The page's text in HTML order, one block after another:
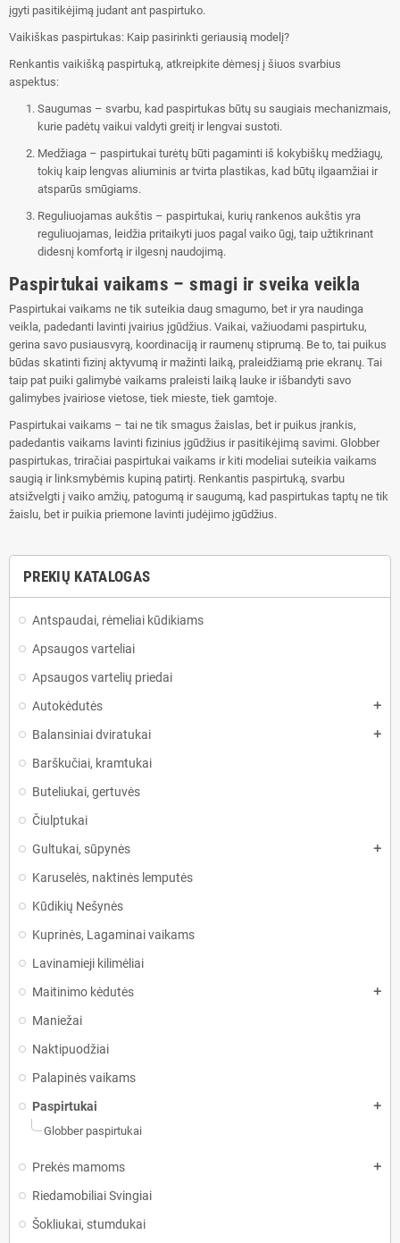
PREKIŲ KATALOGAS
Antspaudai, rėmeliai kūdikiams
Apsaugos varteliai
Apsaugos vartelių priedai
Autokėdutės
add
Balansiniai dviratukai add
Barškučiai, kramtukai
Buteliukai, gertuvės
Čiulptukai
Gultukai, sūpynės
add
Karuselės, naktinės lemputės
Kūdikių Nešynės
Kuprinės, Lagaminai vaikams
Lavinamieji kilimėliai
Maitinimo kėdutės
add
Maniežai
Naktipuodžiai
Palapinės vaikams
Paspirtukai
add
Globber paspirtukai
Prekės mamoms add
Riedamobiliai Svingiai
Šokliukai, stumdukai
įgyti pasitikėjimą judant ant paspirtuko.
Vaikiškas paspirtukas: Kaip pasirinkti geriausią modelį?
Renkantis vaikišką paspirtuką, atkreipkite dėmesį į šiuos svarbius
aspektus:
Saugumas – svarbu, kad paspirtukas būtų su saugiais mechanizmais,
kurie padėtų vaikui valdyti greitį ir lengvai sustoti.
Medžiaga – paspirtukai turėtų būti pagaminti iš kokybiškų medžiagų,
tokių kaip lengvas aliuminis ar tvirta plastikas, kad būtų ilgaamžiai ir
atsparūs smūgiams.
Reguliuojamas aukštis – paspirtukai, kurių rankenos aukštis yra
reguliuojamas, leidžia pritaikyti juos pagal vaiko ūgį, taip užtikrinant
didesnį komfortą ir ilgesnį naudojimą.
Paspirtukai vaikams – smagi ir sveika veikla
Paspirtukai vaikams ne tik suteikia daug smagumo, bet ir yra naudinga
veikla, padedanti lavinti įvairius įgūdžius. Vaikai, važiuodami paspirtuku,
gerina savo pusiausvyrą, koordinaciją ir raumenų stiprumą. Be to, tai puikus
būdas skatinti fizinį aktyvumą ir mažinti laiką, praleidžiamą prie ekranų. Tai
taip pat puiki galimybė vaikams praleisti laiką lauke ir išbandyti savo
galimybes įvairiose vietose, tiek mieste, tiek gamtoje.
Paspirtukai vaikams – tai ne tik smagus žaislas, bet ir puikus įrankis,
padedantis vaikams lavinti fizinius įgūdžius ir pasitikėjimą savimi. Globber
paspirtukas, triračiai paspirtukai vaikams ir kiti modeliai suteikia vaikams
saugią ir linksmybėmis kupiną patirtį. Renkantis paspirtuką, svarbu
atsižvelgti į vaiko amžių, patogumą ir saugumą, kad paspirtukas taptų ne tik
žaislu, bet ir puikia priemone lavinti judėjimo įgūdžius.